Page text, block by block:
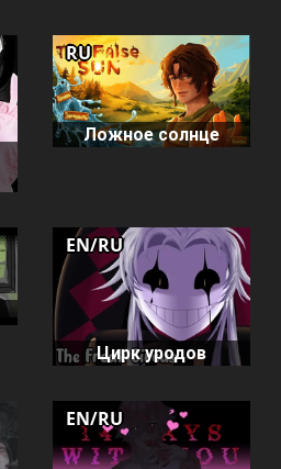
Ложное солнце
RU
Цирк уродов
EN/RU
EN/RU